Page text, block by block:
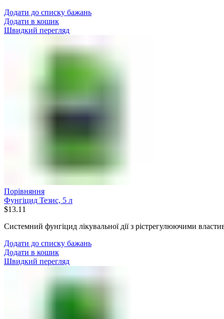
Додати до списку бажань
Додати в кошик
Швидкий перегляд
Порівняння
Фунгіцид Тезис, 5 л
$13.11
Системний фунгіцид лікувальної дії з рістрегулюючими
Додати до списку бажань
Додати в кошик
Швидкий перегляд